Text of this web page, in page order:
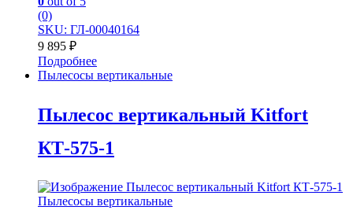
(0)
SKU: ГЛ-00040164
9 895 ₽
Подробнее
Пылесосы вертикальные
Пылесос вертикальный Kitfort
КТ-575-1
Пылесосы вертикальные